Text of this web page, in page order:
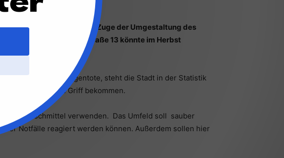
wird Freiburg im Zuge der Umgestaltung des
in der Rosastraße 13 könnte im Herbst
viele Drogentote, steht die Stadt in der Statistik
in den Griff bekommen.
Rauschmittel verwenden. Das Umfeld soll sauber
Notfälle reagiert werden können. Außerdem sollen hier